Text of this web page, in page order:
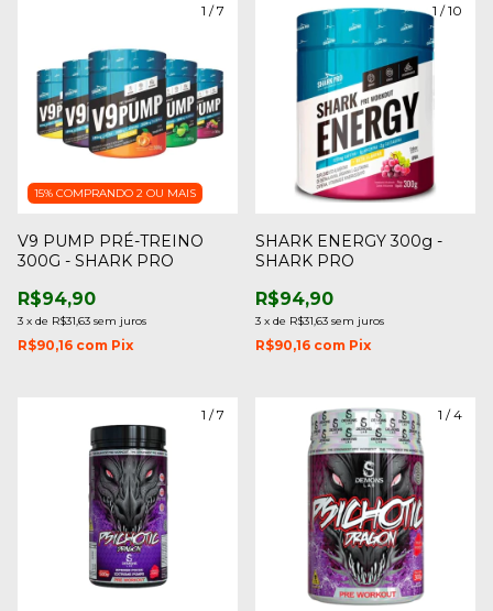
1 /7
15% COMPRANDO 2 OU MAIS
V9 PUMP PRÉ-TREINO
300G - SHARK PRO
R$94,90
3 x de R$31,63 sem juros
R$90,16 com Pix
1 /10
SHARK ENERGY 300g -
SHARK PRO
R$94,90
3 x de R$31,63 sem juros
R$90,16 com Pix
1 /7 1 /4